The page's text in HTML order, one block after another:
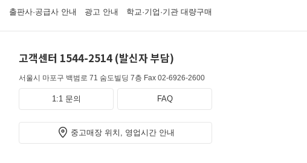
출판사·공급사 안내 광고 안내 학교·기업·기관 대량구매
고객센터 1544-2514 (발신자 부담)
서울시 마포구 백범로 71 숨도빌딩 7층 Fax 02-6926-2600
1:1 문의 FAQ
중고매장 위치, 영업시간 안내